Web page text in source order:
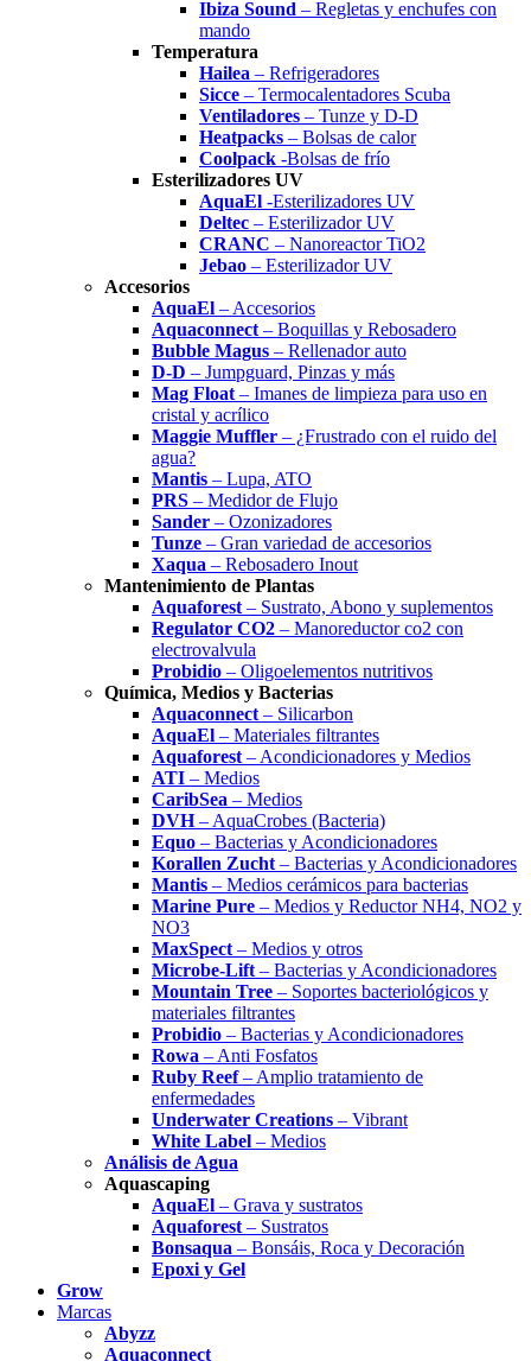
Ibiza Sound – Regletas y enchufes con
mando
Temperatura
Hailea – Refrigeradores
Sicce – Termocalentadores Scuba
Ventiladores – Tunze y D-D
Heatpacks – Bolsas de calor
Coolpack -Bolsas de frío
Esterilizadores UV
AquaEl -Esterilizadores UV
Deltec – Esterilizador UV
CRANC – Nanoreactor TiO2
Jebao – Esterilizador UV
Accesorios
AquaEl – Accesorios
Aquaconnect – Boquillas y Rebosadero
Bubble Magus – Rellenador auto
D-D – Jumpguard, Pinzas y más
Mag Float – Imanes de limpieza para uso en
cristal y acrílico
Maggie Muffler – ¿Frustrado con el ruido del
agua?
Mantis – Lupa, ATO
PRS – Medidor de Flujo
Sander – Ozonizadores
Tunze – Gran variedad de accesorios
Xaqua – Rebosadero Inout
Mantenimiento de Plantas
Aquaforest – Sustrato, Abono y suplementos
Regulator CO2 – Manoreductor co2 con
electrovalvula
Probidio – Oligoelementos nutritivos
Química, Medios y Bacterias
Aquaconnect – Silicarbon
AquaEl – Materiales filtrantes
Aquaforest – Acondicionadores y Medios
ATI – Medios
CaribSea – Medios
DVH– AquaCrobes (Bacteria)
Equo – Bacterias y Acondicionadores
Korallen Zucht – Bacterias y Acondicionadores
Mantis – Medios cerámicos para bacterias
Marine Pure – Medios y Reductor NH4, NO2 y
NO3
MaxSpect – Medios y otros
Microbe-Lift – Bacterias y Acondicionadores
Mountain Tree – Soportes bacteriológicos y
materiales filtrantes
Probidio – Bacterias y Acondicionadores
Rowa – Anti Fosfatos
Ruby Reef– Amplio tratamiento de
enfermedades
Underwater Creations – Vibrant
White Label – Medios
Análisis de Agua
Aquascaping
AquaEl – Grava y sustratos
Aquaforest – Sustratos
Bonsaqua – Bonsáis, Roca y Decoración
Epoxi y Gel
Grow
Marcas
Abyzz
Aquaconnect